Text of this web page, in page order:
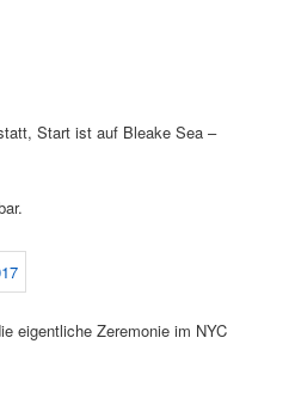
Start ist auf Bleake Sea –
eigentliche Zeremonie im NYC